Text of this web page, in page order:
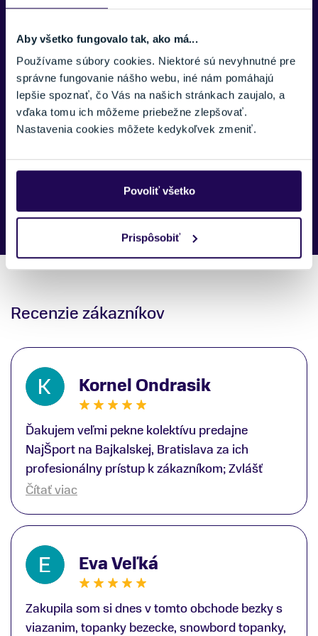
Aby všetko fungovalo tak, ako má...
Používame súbory cookies. Niektoré sú nevyhnutné pre
správne fungovanie nášho webu, iné nám pomáhajú
lepšie spoznať, čo Vás na našich stránkach zaujalo, a
vďaka tomu ich môžeme priebežne zlepšovať.
Nastavenia cookies môžete kedykoľvek zmeniť.
Povoliť všetko
Prispôsobiť
SPRÁVA:
Náš špecialista vám, čo najskôr zavolá ohľadom tohto
Recenzie zákazníkov
Kornel Ondrasik
Ďakujem veľmi pekne kolektívu predajne
NajŠport na Bajkalskej, Bratislava za ich
profesionálny prístup k zákazníkom; Zvlášť
ďakujem špecialistovi Martinovi Gunišovi za
lyžiarskej obuvi, ako aj prilby.. všetko značka
Atomic; Pán Martin Guniš mi svojou
odbornosťou otvoril nové obzory a dozvedel
som sa, vďaka jeho profesionálnemu prístupu k
zákazníkovi, up-to-date informácie o nových
trendoch v lyžiarských technológiách; Z
Čítať viac
Eva Veľká
Zakupila som si dnes v tomto obchode bezky s
viazanim, topanky bezecke, snowbord topanky,